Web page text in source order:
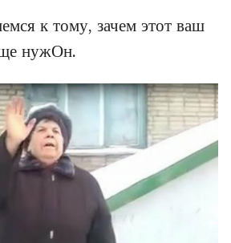
к тому, зачем этот ваш
нужОн.